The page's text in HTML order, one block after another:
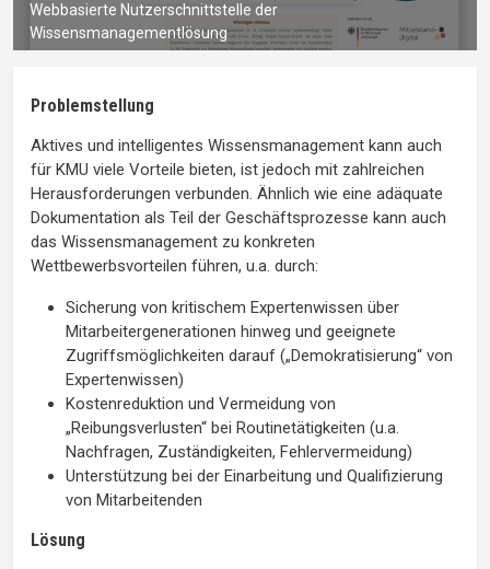
Webbasierte Nutzerschnittstelle der
Wissensmanagementlösung
Problemstellung
Aktives und intelligentes Wissensmanagement kann auch
für KMU viele Vorteile bieten, ist jedoch mit zahlreichen
Herausforderungen verbunden. Ähnlich wie eine adäquate
Dokumentation als Teil der Geschäftsprozesse kann auch
das Wissensmanagement zu konkreten
Wettbewerbsvorteilen führen, u.a. durch:
Sicherung von kritischem Expertenwissen über
Mitarbeitergenerationen hinweg und geeignete
Zugriffsmöglichkeiten darauf („Demokratisierung“ von
Expertenwissen)
Kostenreduktion und Vermeidung von
„Reibungsverlusten“ bei Routinetätigkeiten (u.a.
Nachfragen, Zuständigkeiten, Fehlervermeidung)
Unterstützung bei der Einarbeitung und Qualifizierung
von Mitarbeitenden
Lösung